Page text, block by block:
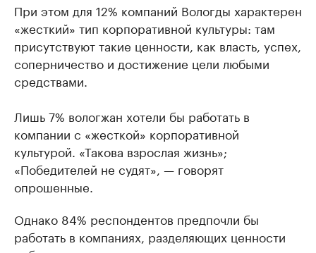
При этом для 12% компаний Вологды характерен
«жесткий» тип корпоративной культуры: там
присутствуют такие ценности, как власть, успех,
соперничество и достижение цели любыми
средствами.
Лишь 7% вологжан хотели бы работать в
компании с «жесткой» корпоративной
культурой. «Такова взрослая жизнь»;
«Победителей не судят», — говорят
опрошенные.
Однако 84% респондентов предпочли бы
работать в компаниях, разделяющих ценности